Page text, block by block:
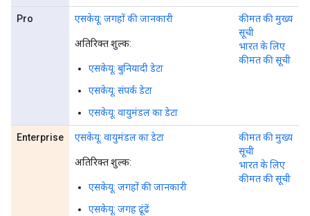
Pro एसकेयू: जगहों की जानकारी
अतिरिक्त शुल्क:
एसकेयू: बुनियादी डेटा
एसकेयू: संपर्क डेटा
एसकेयू: वायुमंडल का डेटा
कीमत की मुख्य
सूची
भारत के लिए
कीमत की सूची
Enterprise एसकेयू: वायुमंडल का डेटा
अतिरिक्त शुल्क:
एसकेयू: जगहों की जानकारी
एसकेयू: जगह ढूंढें
कीमत की मुख्य
सूची
भारत के लिए
कीमत की सूची